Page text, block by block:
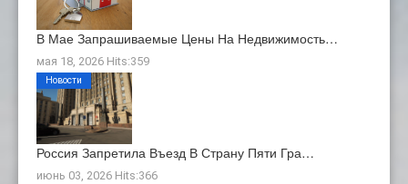
В Мае Запрашиваемые Цены На Недвижимость…
мая 18, 2026 Hits:359
Россия Запретила Въезд В Страну Пяти Гра…
июнь 03, 2026 Hits:366
Новости